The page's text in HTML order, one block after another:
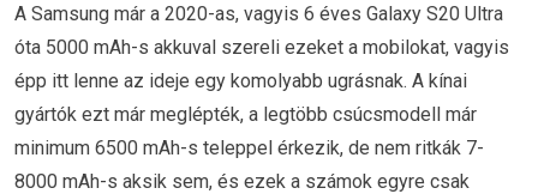
A Samsung már a 2020-as, vagyis 6 éves Galaxy S20 Ultra
óta 5000 mAh-s akkuval szereli ezeket a mobilokat, vagyis
épp itt lenne az ideje egy komolyabb ugrásnak. A kínai
gyártók ezt már meglépték, a legtöbb csúcsmodell már
minimum 6500 mAh-s teleppel érkezik, de nem ritkák 7-
8000 mAh-s aksik sem, és ezek a számok egyre csak